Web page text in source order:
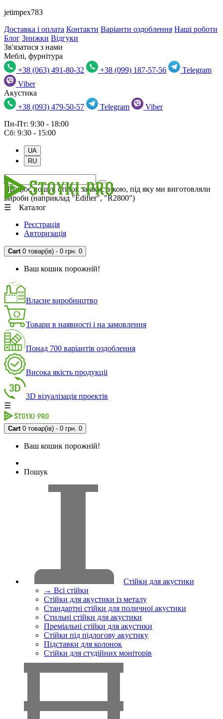
jetimpex783
Доставка і оплата Контакти Варіанти оздоблення Наші роботи
Блог Знижки Відгуки
Зв'язатися з нами
Меблі, фурнітура
+38 (063) 491-80-32
+38 (099) 187-57-56
Telegram
Viber
Акустика
+38 (093) 479-50-57
Telegram
Viber
Пн-Пт: 9:30 - 18:00
Сб: 9:30 - 15:00
UA
RU
Працює пошук стійок за акустикою, під яку ми виготовляли
вироби (наприклад "Edifier", "R2800")
☰ Каталог
Реєстрація
Авторизація
Cart 0 товар(ів) - 0 грн. 0
Ваш кошик порожній!
Власне виробництво
Товари в наявності і на замовлення
Понад 700 варіантів оздоблення
Висока якість продукціі
3D візуалізація проектів
☰
Cart 0 товар(ів) - 0 грн. 0
Ваш кошик порожній!
Пошук
Стійки для акустики
→ Всі стійки
Стійки для акустики із металу
Стандартні стійки для поличної акустики
Стильні стійки для акустики
Преміальні стійки для акустики
Стійки під підлогову акустику
Підставки для колонок
Стійки для студійних моніторів